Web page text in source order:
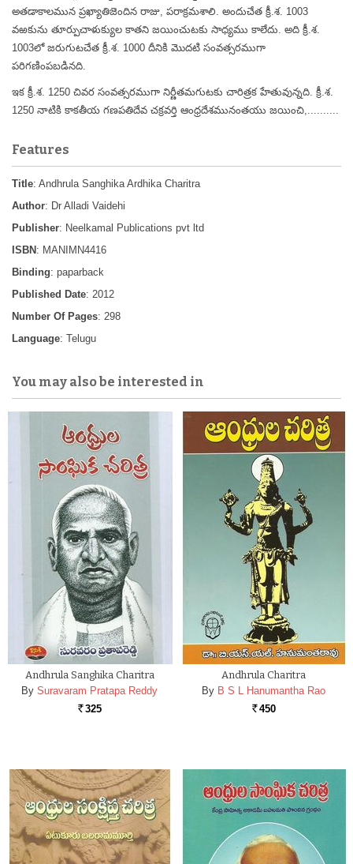
అతడాకాలమున ప్రఖ్యాతిజెందిన రాజు, పరాక్రమశాలి. అందుచేత క్రీ.శ. 1003
వఱకును తూర్పుచాళుక్యుల కాతని జయించుటకు సాధ్యము కాలేదు. అది క్రీ.శ.
1003లో జరుగుటచేత క్రీ.శ. 1000 దీనికి మొదటి సంవత్సరముగా
పరిగణింపబడినది.
ఇక క్రీ.శ. 1250 చివర సంవత్సరముగా నిర్ణీతమగుటకు చారిత్రక హేతువున్నది. క్రీ.శ.
1250 నాటికి కాకతీయ గణపతిదేవ చక్రవర్తి ఆంధ్రదేశమునంతయు జయించి,..........
Features
Title: Andhrula Sanghika Ardhika Charitra
Author: Dr Alladi Vaidehi
Publisher: Neelkamal Publications pvt ltd
ISBN : MANIMN4416
Binding: paparback
Published Date: 2012
Number Of Pages: 298
Language: Telugu
You may also be interested in
Andhrula Sanghika Charitra
By Suravaram Pratapa Reddy
Rs. 325
Andhrula Charitra
By B S L Hanumantha Rao
Rs. 450